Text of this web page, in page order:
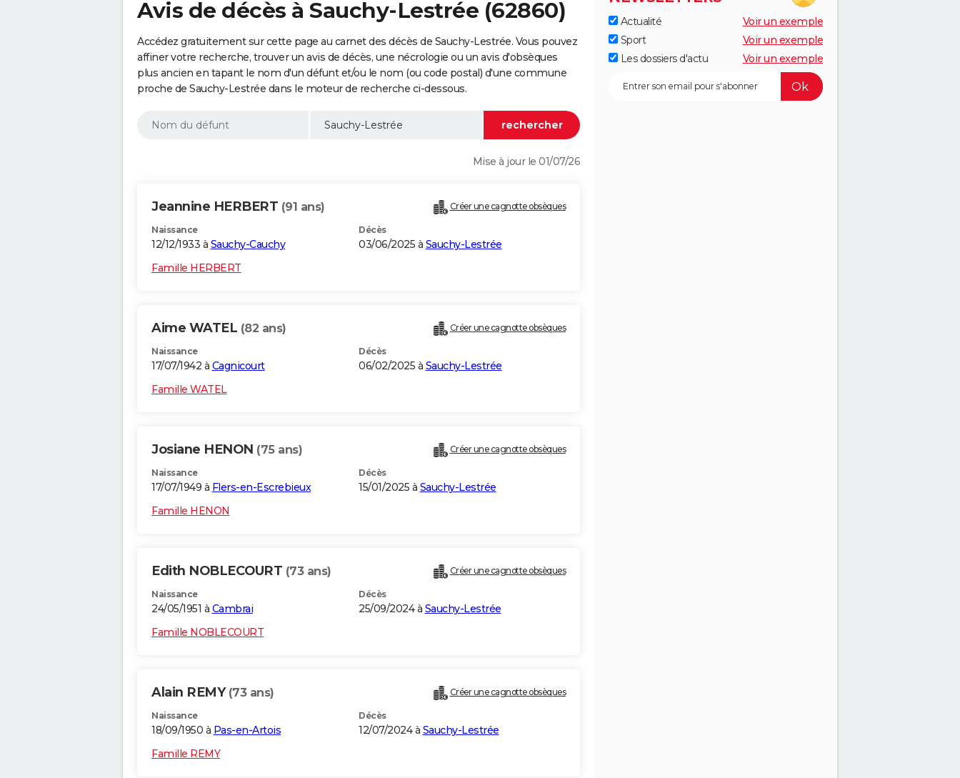
Avis de décès à Sauchy-Lestrée (62860)
Accédez gratuitement sur cette page au carnet des décès de Sauchy-Lestrée. Vous pouvez
affiner votre recherche, trouver un avis de décès, une nécrologie ou un avis d'obsèques
plus ancien en tapant le nom d'un défunt et/ou le nom (ou code postal) d'une commune
proche de Sauchy-Lestrée dans le moteur de recherche ci-dessous.
Mise à jour le 01/07/26
Jeannine HERBERT (91 ans) Créer une cagnotte obsèques
Naissance
12/12/1933 à Sauchy-Cauchy
Décès
03/06/2025 à Sauchy-Lestrée
Famille HERBERT
Aime WATEL (82 ans) Créer une cagnotte obsèques
Naissance
17/07/1942 à Cagnicourt
Décès
06/02/2025 à Sauchy-Lestrée
Famille WATEL
Josiane HENON (75 ans) Créer une cagnotte obsèques
Naissance
17/07/1949 à Flers-en-Escrebieux
Décès
15/01/2025 à Sauchy-Lestrée
Famille HENON
Edith NOBLECOURT (73 ans) Créer une cagnotte obsèques
Naissance
24/05/1951 à Cambrai
Décès
25/09/2024 à Sauchy-Lestrée
Famille NOBLECOURT
Alain REMY (73 ans) Créer une cagnotte obsèques
Naissance
18/09/1950 à Pas-en-Artois
Décès
12/07/2024 à Sauchy-Lestrée
Famille REMY
Actualité
Voir un exemple
Sport
Voir un exemple
Les dossiers d'actu
Voir un exemple